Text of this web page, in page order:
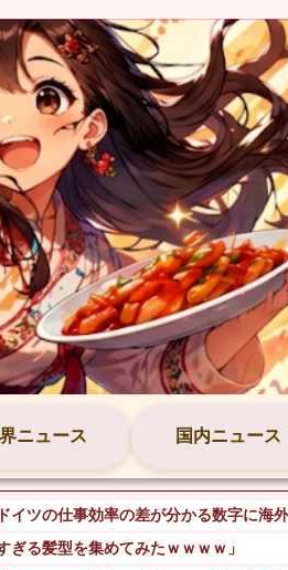
ニュース 国内ニュース
イツの仕事効率の差が分かる数字に海
る髪型を集めてみたｗｗｗｗ」